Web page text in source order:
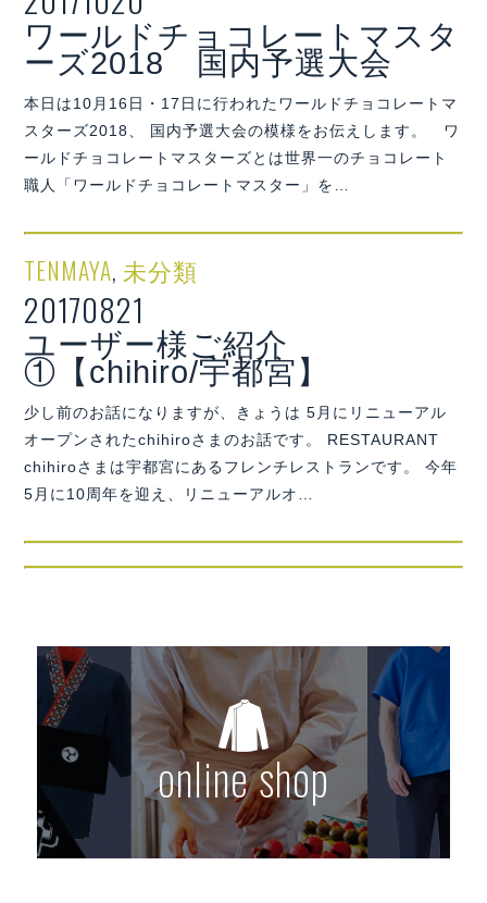
ワールドチョコレートマスタ
ーズ2018 国内予選大会
本日は10月16日・17日に行われたワールドチョコレートマ
スターズ2018、 国内予選大会の模様をお伝えします。 ワ
ールドチョコレートマスターズとは世界一のチョコレート
職人「ワールドチョコレートマスター」を…
TENMAYA, 未分類
20170821
ユーザー様ご紹介
①【chihiro/宇都宮】
少し前のお話になりますが、きょうは 5月にリニューアル
オープンされたchihiroさまのお話です。 RESTAURANT
chihiroさまは宇都宮にあるフレンチレストランです。 今年
5月に10周年を迎え、リニューアルオ…
online shop